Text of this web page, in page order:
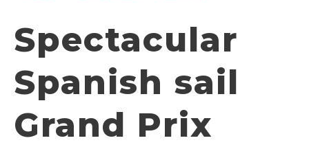
Spectacular
Spanish sail
Grand Prix